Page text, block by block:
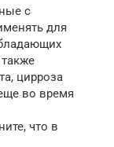
с
для
цирроза
во время
что в